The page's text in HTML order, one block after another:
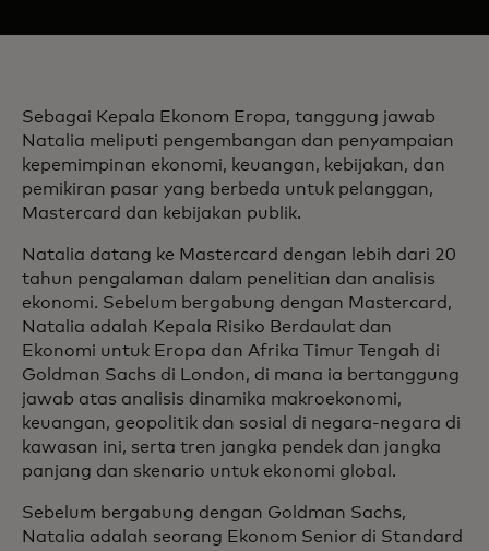
Sebagai Kepala Ekonom Eropa, tanggung jawab
Natalia meliputi pengembangan dan penyampaian
kepemimpinan ekonomi, keuangan, kebijakan, dan
pemikiran pasar yang berbeda untuk pelanggan,
Mastercard dan kebijakan publik.
Natalia datang ke Mastercard dengan lebih dari 20
tahun pengalaman dalam penelitian dan analisis
ekonomi. Sebelum bergabung dengan Mastercard,
Natalia adalah Kepala Risiko Berdaulat dan
Ekonomi untuk Eropa dan Afrika Timur Tengah di
Goldman Sachs di London, di mana ia bertanggung
jawab atas analisis dinamika makroekonomi,
keuangan, geopolitik dan sosial di negara-negara di
kawasan ini, serta tren jangka pendek dan jangka
panjang dan skenario untuk ekonomi global.
Sebelum bergabung dengan Goldman Sachs,
Natalia adalah seorang Ekonom Senior di Standard